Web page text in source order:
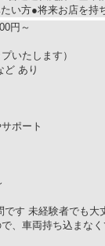
い方●将来お店を持
円～
いたします）
ど あり
ポート
す 未経験者でも大
、車両持ち込まなく